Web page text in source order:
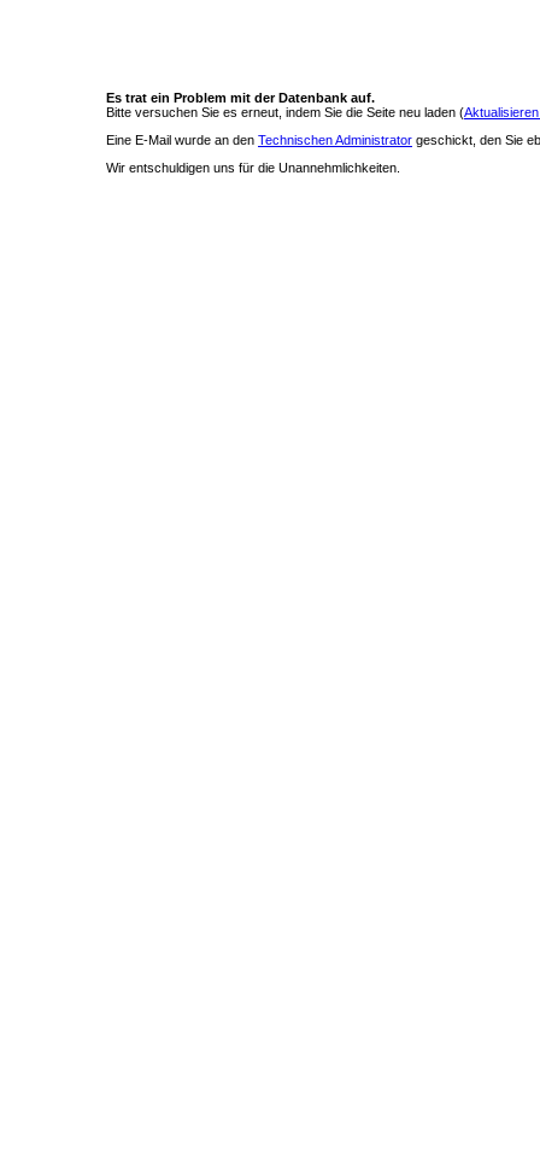
Es trat ein Problem mit der Datenbank auf.
Bitte versuchen Sie es erneut, indem Sie die Seite neu laden (
Eine E-Mail wurde an den Technischen Administrator geschickt, den Sie
Wir entschuldigen uns für die Unannehmlichkeiten.